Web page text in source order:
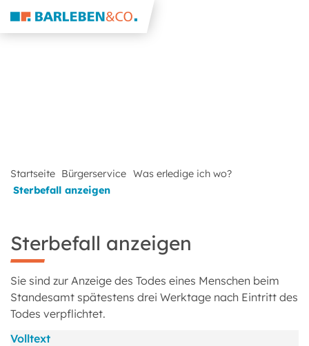
Startseite Bürgerservice Was erledige ich wo?
Sterbefall anzeigen
Sterbefall anzeigen
Sie sind zur Anzeige des Todes eines Menschen beim
Standesamt spätestens drei Werktage nach Eintritt des
Todes verpflichtet.
Volltext